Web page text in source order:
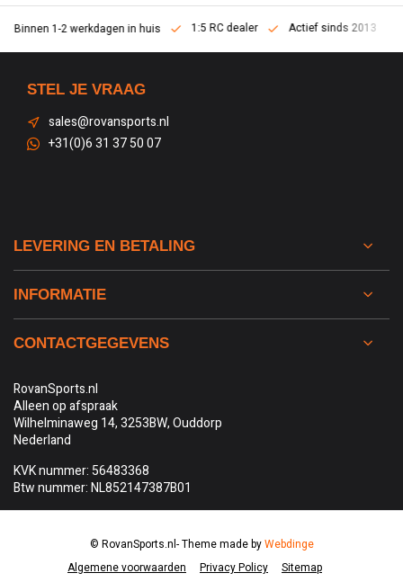
Binnen 1-2 werkdagen in huis 1:5 RC dealer Actief sinds 2013
STEL JE VRAAG
sales@rovansports.nl
+31(0)6 31 37 50 07
LEVERING EN BETALING
INFORMATIE
CONTACTGEGEVENS
RovanSports.nl
Alleen op afspraak
Wilhelminaweg 14, 3253BW, Ouddorp
Nederland
KVK nummer: 56483368
Btw nummer: NL852147387B01
Algemene voorwaarden Privacy Policy Sitemap
© RovanSports.nl- Theme made byWebdinge